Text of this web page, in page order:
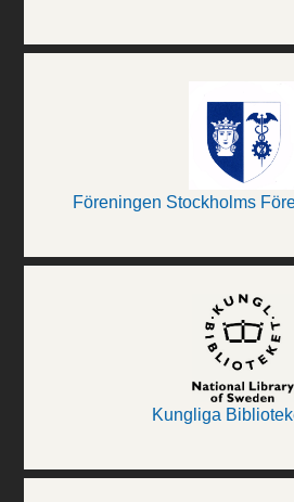
Föreningen Stockholms
Kungliga